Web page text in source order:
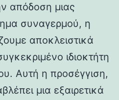
απόδοση μιας
συναγερμού, η
αποκλειστικά
ιδιοκτήτη
Αυτή η προσέγγιση,
μια εξαιρετικά